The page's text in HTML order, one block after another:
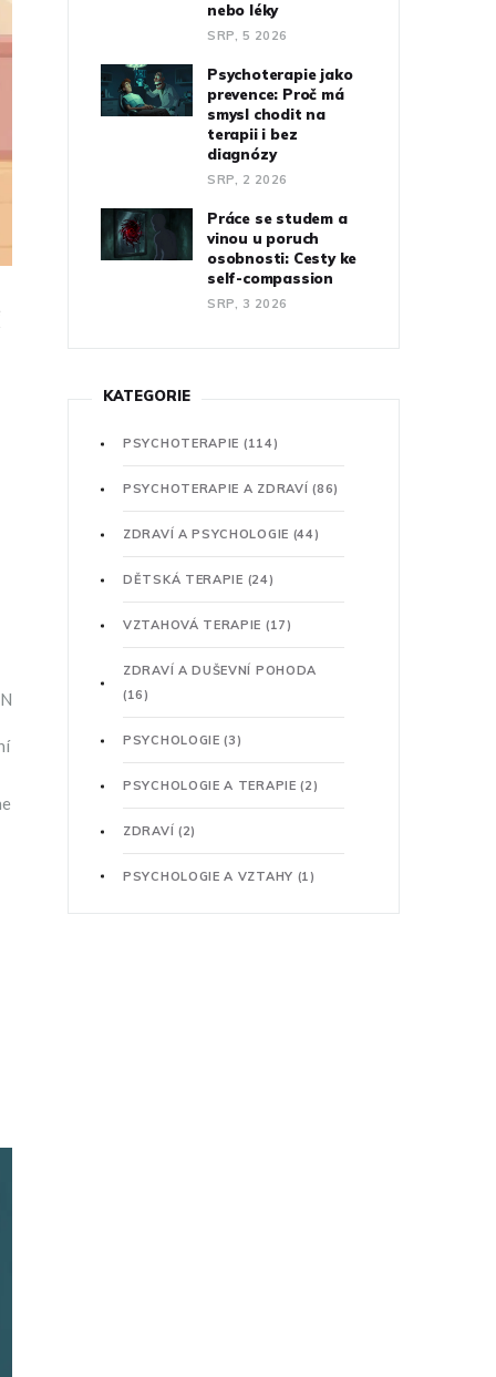
nebo léky
SRP, 5 2026
Psychoterapie jako
prevence: Proč má
smysl chodit na
terapii i bez
diagnózy
SRP, 2 2026
Práce se studem a
vinou u poruch
osobnosti: Cesty ke
self-compassion
SRP, 3 2026
KATEGORIE
PSYCHOTERAPIE (114)
PSYCHOTERAPIE A ZDRAVÍ(86)
ZDRAVÍ A PSYCHOLOGIE (44)
DĚTSKÁ TERAPIE (24)
VZTAHOVÁ TERAPIE (17)
ZDRAVÍ A DUŠEVNÍ POHODA
(16)
PSYCHOLOGIE(3)
PSYCHOLOGIE A TERAPIE(2)
ZDRAVÍ (2)
PSYCHOLOGIE A VZTAHY (1)